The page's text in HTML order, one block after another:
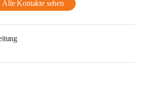
Alle Kontakte sehen